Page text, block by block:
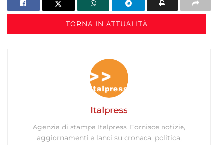
TORNA IN ATTUALITÀ
Italpress
Agenzia di stampa Italpress. Fornisce notizie,
aggiornamenti e lanci su cronaca, politica,